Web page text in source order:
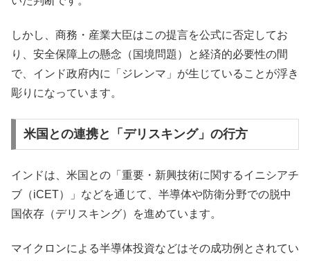
しかし、商務・産業大臣はこの提言を公式に否定してお
り、安全保障上の懸念（国境問題）と経済的必要性の間
で、インド政府内に「ジレンマ」が生じていることが浮き
彫りになっています。
米国との連携と「デリスキング」の行方
インドは、米国との「重要・新興技術に関するイニシアチ
ブ（iCET）」などを通じて、半導体や防衛分野での脱中
国依存（デリスキング）を進めています。
マイクロンによる半導体投資などはその成功例とされてい